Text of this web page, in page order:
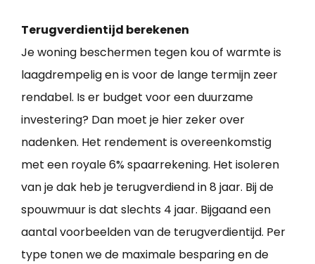
Terugverdientijd berekenen
Je woning beschermen tegen kou of warmte is
laagdrempelig en is voor de lange termijn zeer
rendabel. Is er budget voor een duurzame
investering? Dan moet je hier zeker over
nadenken. Het rendement is overeenkomstig
met een royale 6% spaarrekening. Het isoleren
van je dak heb je terugverdiend in 8 jaar. Bij de
spouwmuur is dat slechts 4 jaar. Bijgaand een
aantal voorbeelden van de terugverdientijd. Per
type tonen we de maximale besparing en de